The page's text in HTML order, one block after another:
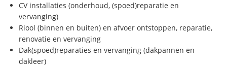
CV installaties (onderhoud, (spoed)reparatie en
vervanging)
Riool (binnen en buiten) en afvoer ontstoppen, reparatie,
renovatie en vervanging
Dak(spoed)reparaties en vervanging (dakpannen en
dakleer)